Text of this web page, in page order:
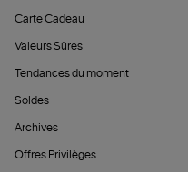
Carte Cadeau
Valeurs Sûres
Tendances du moment
Soldes
Archives
Offres Privilèges